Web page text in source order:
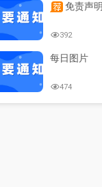
免责声明
392
每日图片
474